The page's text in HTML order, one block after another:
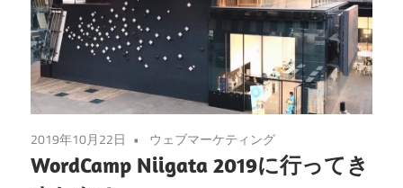
2019年10月22日 ウェブマーケティング
WordCamp Niigata 2019に行ってき